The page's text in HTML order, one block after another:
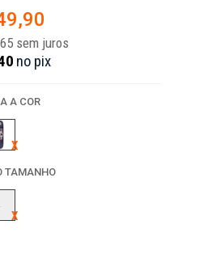
sem juros
no pix
A COR
TAMANHO